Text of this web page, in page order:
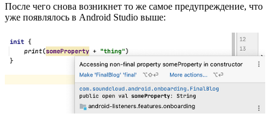
После чего снова возникнет то же самое предупреждение, что
уже появлялось в Android Studio выше: